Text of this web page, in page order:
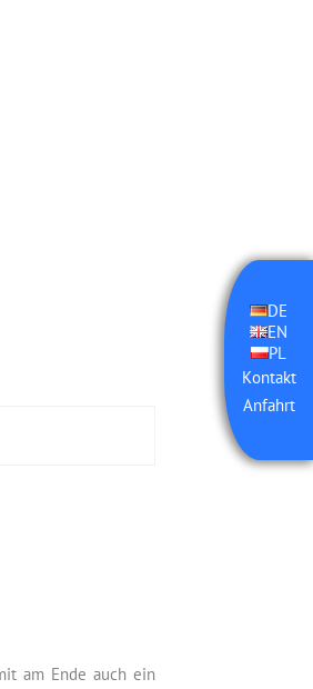
DE
EN
PL
Kontakt
Anfahrt
am Ende auch ein